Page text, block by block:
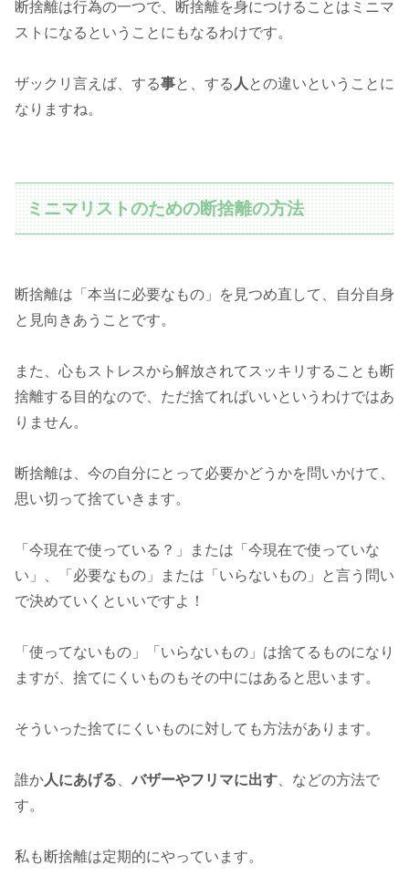
断捨離は行為の一つで、断捨離を身につけることはミニマ
ストになるということにもなるわけです。
ザックリ言えば、する事と、する 人 との違いということに
なりますね。
ミニマリストのための断捨離の方法
断捨離は「本当に必要なもの」を見つめ直して、自分自身
と見向きあうことです。
また、心もストレスから解放されてスッキリすることも断
捨離する目的なので、ただ捨てればいいというわけではあ
りません。
断捨離は、今の自分にとって必要かどうかを問いかけて、
思い切って捨ていきます。
「今現在で使っている？」または「今現在で使っていな
い」、「必要なもの」または「いらないもの」と言う問い
で決めていくといいですよ！
「使ってないもの」「いらないもの」は捨てるものになり
ますが、捨てにくいものもその中にはあると思います。
そういった捨てにくいものに対しても方法があります。
誰か人にあげる バザーやフリマに出す 、などの方法で
す。
私も断捨離は定期的にやっています。